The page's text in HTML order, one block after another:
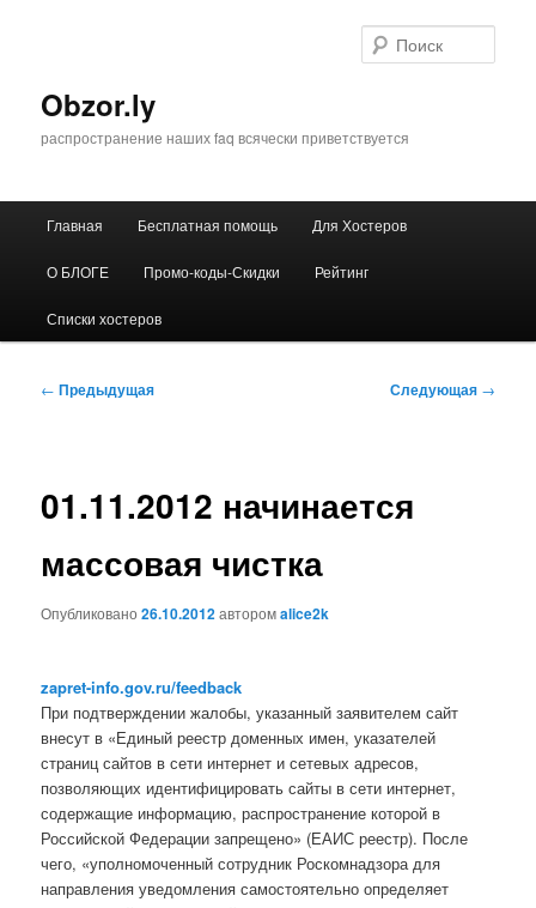
Obzor.ly
распространение наших faq всячески приветствуется
Главная Бесплатная помощь Для Хостеров
О БЛОГЕ Промо-коды-Скидки Рейтинг
Списки хостеров
Навигация
← Предыдущая Следующая →
01.11.2012 начинается
массовая чистка
Опубликовано26.10.2012авторомalice2k
zapret-info.gov.ru/feedback
При подтверждении жалобы, указанный заявителем сайт
внесут в «Единый реестр доменных имен, указателей
страниц сайтов в сети интернет и сетевых адресов,
позволяющих идентифицировать сайты в сети интернет,
содержащие информацию, распространение которой в
Российской Федерации запрещено» (ЕАИС реестр). После
чего, «уполномоченный сотрудник Роскомнадзора для
направления уведомления самостоятельно определяет